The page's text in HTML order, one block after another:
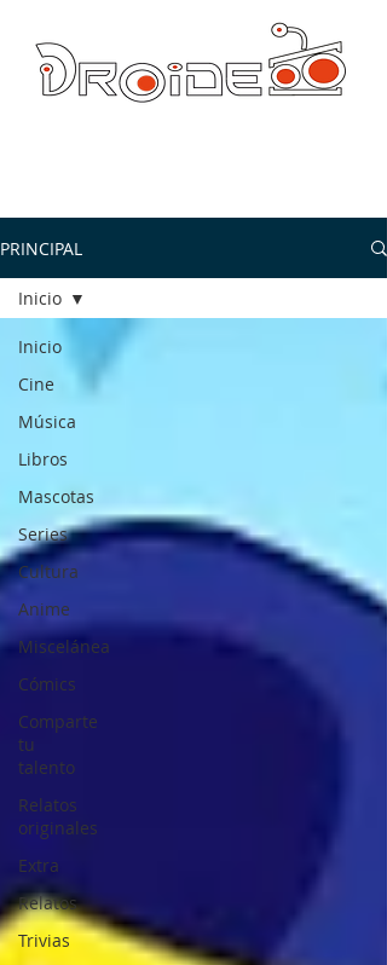
PRINCIPAL
Inicio
Cine
Música
Libros
Mascotas
Series
Cultura
Anime
Miscelánea
Cómics
Comparte
tu
talento
Relatos
originales
Extra
Relatos
Trivias
Inicio